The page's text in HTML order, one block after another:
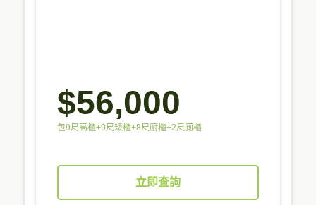
$56,000
包9尺高櫃+9尺矮櫃+8尺廚櫃+2尺廁櫃
立即查詢